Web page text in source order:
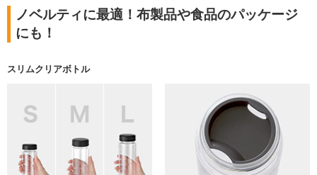
ノベルティに最適！布製品や食品のパッケージ
にも！
スリムクリアボトル